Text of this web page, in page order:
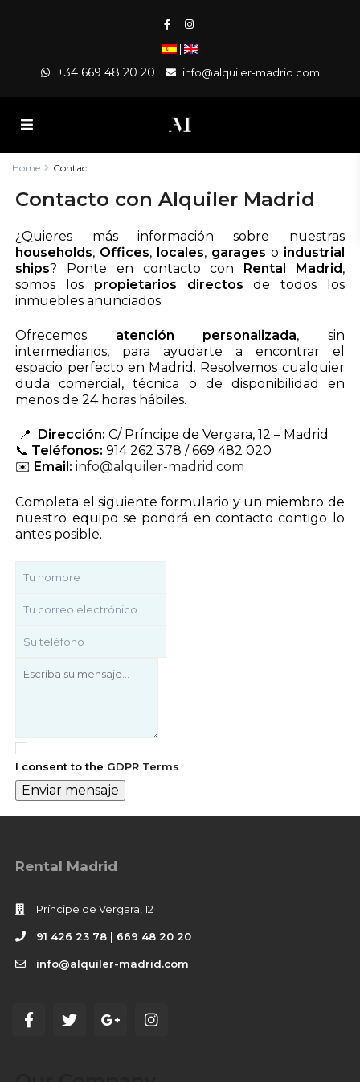
|
+34 669 48 20 20 info@alquiler-madrid.com
Home Contact
Contacto con Alquiler Madrid
¿Quieres más información sobre nuestras
households, Offices, locales, garages o industrial
ships? Ponte en contacto con Rental Madrid,
somos los propietarios directos de todos los
inmuebles anunciados.
Ofrecemos atención personalizada, sin
intermediarios, para ayudarte a encontrar el
espacio perfecto en Madrid. Resolvemos cualquier
duda comercial, técnica o de disponibilidad en
menos de 24 horas hábiles.
📍 Dirección: C/ Príncipe de Vergara, 12 – Madrid
📞 Teléfonos: 914 262 378 / 669 482 020
✉️ Email: info@alquiler-madrid.com
Completa el siguiente formulario y un miembro de
nuestro equipo se pondrá en contacto contigo lo
antes posible.
I consent to the GDPR Terms
Enviar mensaje
Rental Madrid
Príncipe de Vergara, 12
91 426 23 78 | 669 48 20 20
info@alquiler-madrid.com